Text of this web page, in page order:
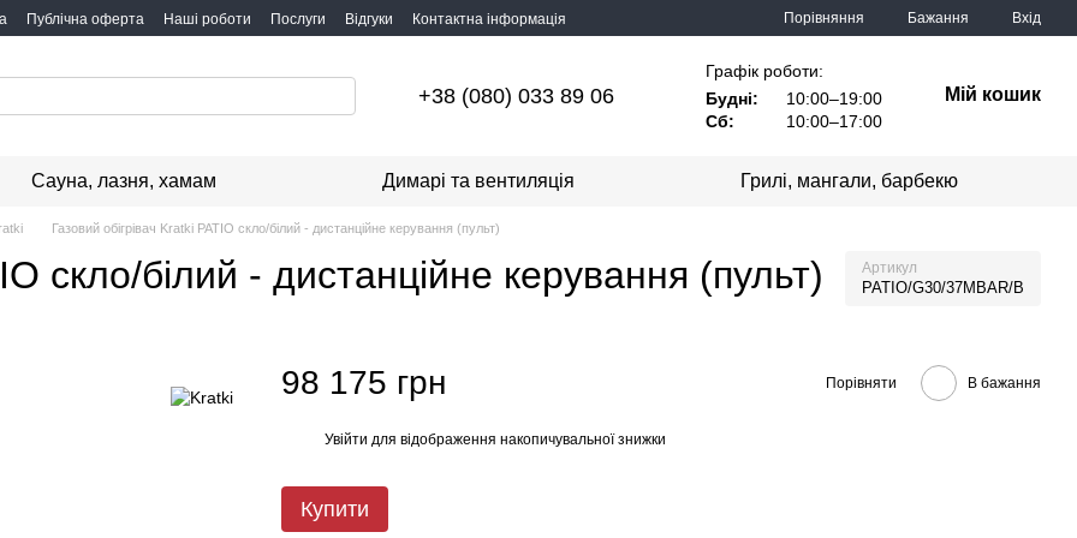
Публічна оферта Наші роботи Послуги Відгуки Контактна інформація Порівняння Бажання Вхід
+38 (080) 033 89 06
Графік роботи:
Будні:
10:00–19:00
Сб:
10:00–17:00
Мій кошик
Сауна, лазня, хамам Димарі та вентиляція Грилі, мангали, барбекю
Газовий обігрівач Kratki PATIO скло/білий - дистанційне керування (пульт)
скло/білий - дистанційне керування (пульт) Артикул
PATIO/G30/37MBAR/B
98 175 грн Порівняти В бажання
Увійти для відображення накопичувальної знижки
Купити